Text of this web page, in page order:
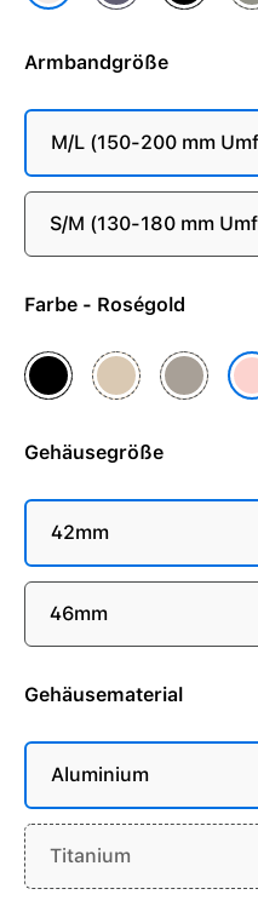
Armbandgröße
M/L (150-200 mm
S/M (130-180 mm
Farbe - Roségold
Diamantschwarz
Gold Natur
Gehäusegröße
42mm
46mm
Gehäusematerial
Aluminium
Titanium